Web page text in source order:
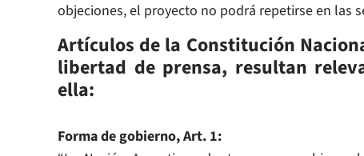
objeciones, el proyecto no podrá repetirse en las
Artículos de la Constitución
libertad de prensa, resultan
ella:
Forma de gobierno, Art. 1: